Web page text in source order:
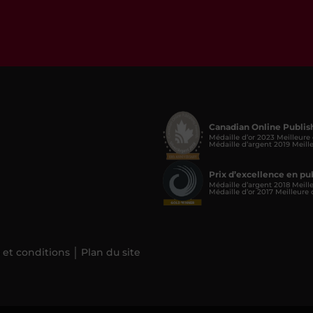
et conditions Plan du site
Canadian Online
Médaille d’or 2023
Médaille d’argent 2019
Prix d’excellence en
Médaille d’argent 2018
Médaille d’or 2017 Meilleure